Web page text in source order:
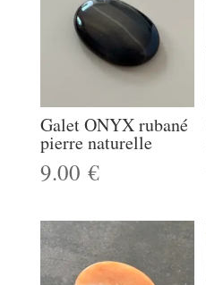
Galet ONYX rubané
pierre naturelle
9.00 €